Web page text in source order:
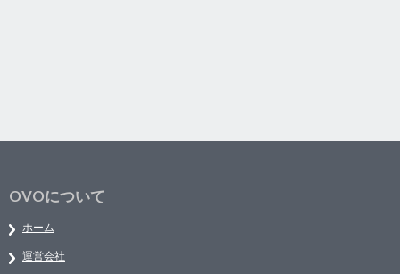
OVOについて
ホーム
運営会社